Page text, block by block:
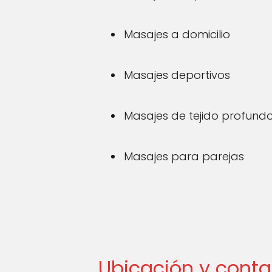
Masajes a domicilio
Masajes deportivos
Masajes de tejido
Masajes para parejas